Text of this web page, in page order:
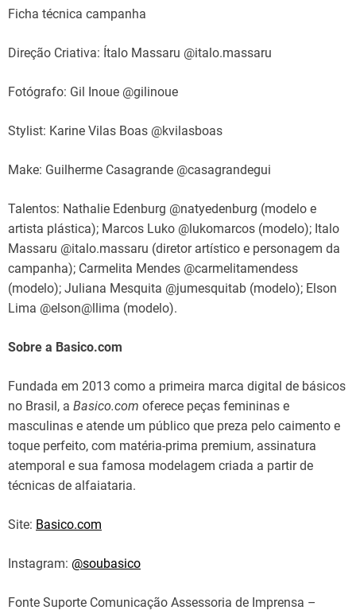
Ficha técnica campanha
Direção Criativa: Ítalo Massaru @italo.massaru
Fotógrafo: Gil Inoue @gilinoue
Stylist: Karine Vilas Boas @kvilasboas
Make: Guilherme Casagrande @casagrandegui
Talentos: Nathalie Edenburg @natyedenburg (modelo e
artista plástica); Marcos Luko @lukomarcos (modelo); Italo
Massaru @italo.massaru (diretor artístico e personagem da
campanha); Carmelita Mendes @carmelitamendess
(modelo); Juliana Mesquita @jumesquitab (modelo); Elson
Lima @elson@llima (modelo).
Sobre a Basico.com
Fundada em 2013 como a primeira marca digital de básicos
no Brasil, a Basico.com oferece peças femininas e
masculinas e atende um público que preza pelo caimento e
toque perfeito, com matéria-prima premium, assinatura
atemporal e sua famosa modelagem criada a partir de
técnicas de alfaiataria.
Site: Basico.com
Instagram: @soubasico
Fonte Suporte Comunicação Assessoria de Imprensa –